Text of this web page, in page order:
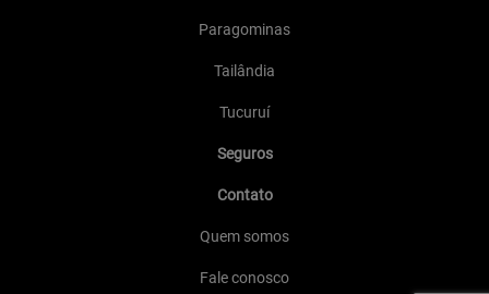
Paragominas
Tailândia
Tucuruí
Seguros
Contato
Quem somos
Fale conosco